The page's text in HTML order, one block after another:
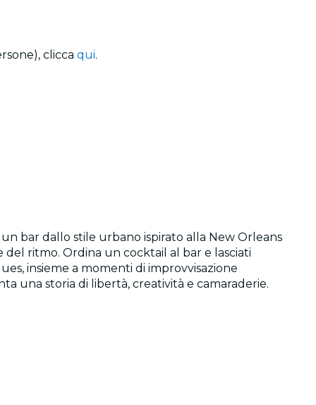
clicca qui.
bar dallo stile urbano ispirato alla New Orleans
ritmo. Ordina un cocktail al bar e lasciati
insieme a momenti di improvvisazione
una storia di libertà, creatività e camaraderie.